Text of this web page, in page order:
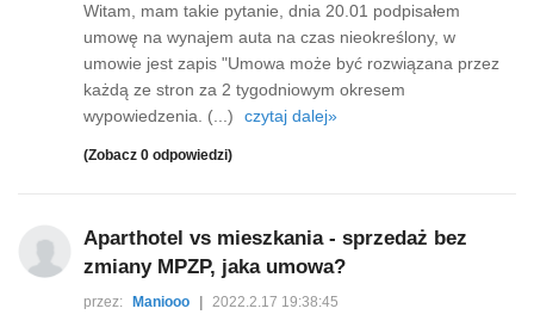
Witam, mam takie pytanie, dnia 20.01 podpisałem
umowę na wynajem auta na czas nieokreślony, w
umowie jest zapis "Umowa może być rozwiązana przez
każdą ze stron za 2 tygodniowym okresem
wypowiedzenia. (...)
czytaj dalej»
(Zobacz 0 odpowiedzi)
Aparthotel vs mieszkania - sprzedaż bez
zmiany MPZP, jaka umowa?
przez: Maniooo 2022.2.17 19:38:45